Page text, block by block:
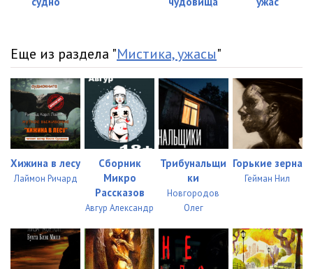
Еще из раздела "Мистика, ужасы"
Хижина в лесу
Лаймон Ричард
Сборник
Микро
Рассказов
Авгур Александр
Трибунальщи
ки
Новгородов
Олег
Горькие зерна
Гейман Нил